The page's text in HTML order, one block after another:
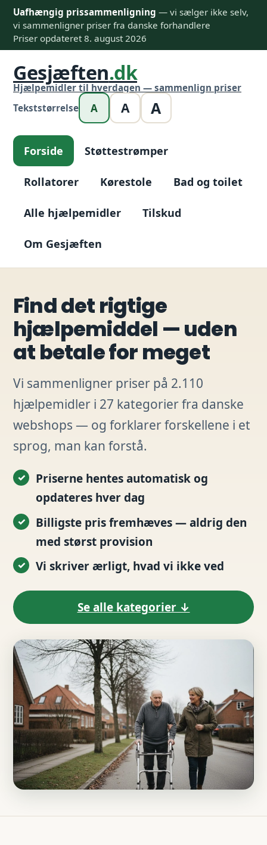
Uafhængig prissammenligning — vi sælger ikke selv,
vi sammenligner priser fra danske forhandlere
Priser opdateret 8. august 2026
Gesjæften.dk
Hjælpemidler til hverdagen — sammenlign priser
Tekststørrelse
A A A
Forside Støttestrømper
Rollatorer Kørestole Bad og toilet
Alle hjælpemidler Tilskud
Om Gesjæften
Find det rigtige
hjælpemiddel — uden
at betale for meget
Vi sammenligner priser på 2.110
hjælpemidler i 27 kategorier fra danske
webshops — og forklarer forskellene i et
sprog, man kan forstå.
Priserne hentes automatisk og
opdateres hver dag
Billigste pris fremhæves — aldrig den
med størst provision
Vi skriver ærligt, hvad vi ikke ved
Se alle kategorier ↓